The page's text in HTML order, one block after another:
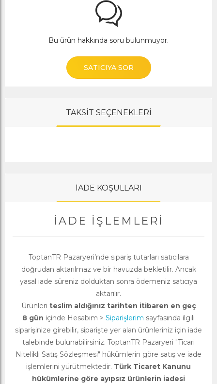
Bu ürün hakkında soru bulunmuyor.
SATICIYA SOR
TAKSİT SEÇENEKLERİ
İADE KOŞULLARI
İADE İŞLEMLERI
ToptanTR Pazaryeri’nde sipariş tutarları satıcılara
doğrudan aktarılmaz ve bir havuzda bekletilir. Ancak
yasal iade süreniz dolduktan sonra ödemeniz satıcıya
aktarılır.
Ürünleri teslim aldığınız tarihten itibaren en geç
8 gün içinde Hesabım > Siparişlerim sayfasında ilgili
siparişinize girebilir, siparişte yer alan ürünleriniz için iade
talebinde bulunabilirsiniz. ToptanTR Pazaryeri "Ticari
Nitelikli Satış Sözleşmesi" hükümlerin göre satış ve iade
işlemlerini yürütmektedir. Türk Ticaret Kanunu
hükümlerine göre ayıpsız ürünlerin iadesi